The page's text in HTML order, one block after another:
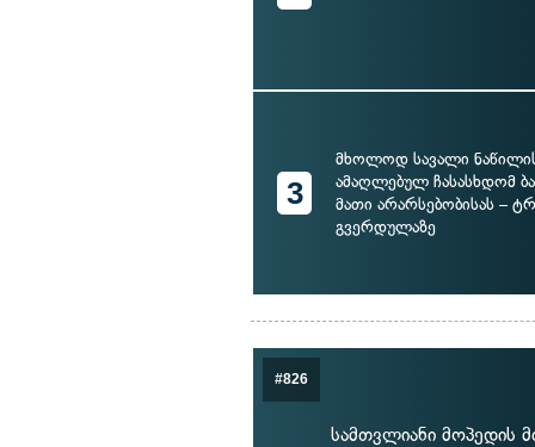
3
მხოლოდ სავალი
ამაღლებულ ჩასასხდომ
მათი არარსებობისას –
გვერდულაზე
#826
სამთვლიანი მოპედის